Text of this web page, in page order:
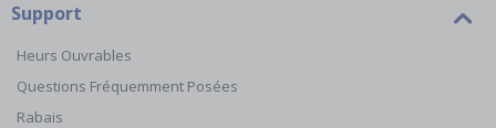
Support
Heurs Ouvrables
Questions Fréquemment Posées
Rabais